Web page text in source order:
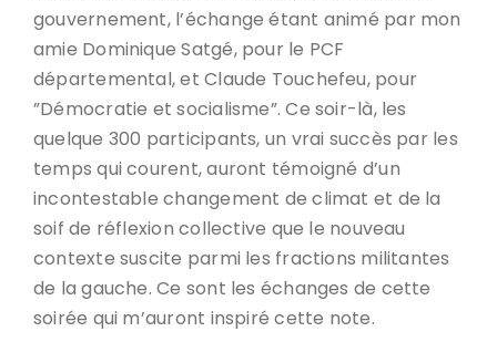
gouvernement, l’échange étant animé par mon
amie Dominique Satgé, pour le PCF
départemental, et Claude Touchefeu, pour
”Démocratie et socialisme”. Ce soir-là, les
quelque 300 participants, un vrai succès par les
temps qui courent, auront témoigné d’un
incontestable changement de climat et de la
soif de réflexion collective que le nouveau
contexte suscite parmi les fractions militantes
de la gauche. Ce sont les échanges de cette
soirée qui m’auront inspiré cette note.